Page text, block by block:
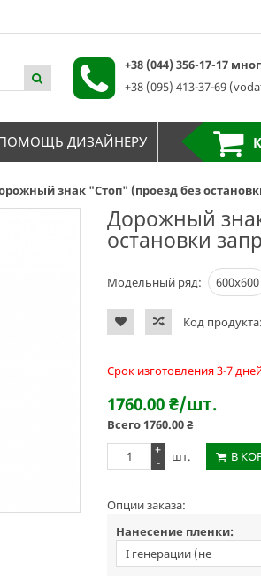
знак "Стоп" (проезд без
Дорожный
остановки
Модельный ряд: 600х600
Код продукта:
Срок изготовления 3-7
1760.00₴/шт.
Всего1760.00₴
+
-
шт. В
Опции заказа:
Нанесение пленки:
I генерации (не
+38 (044) 356-17-17
+38 (095) 413-37-69
ДИЗАЙНЕРУ